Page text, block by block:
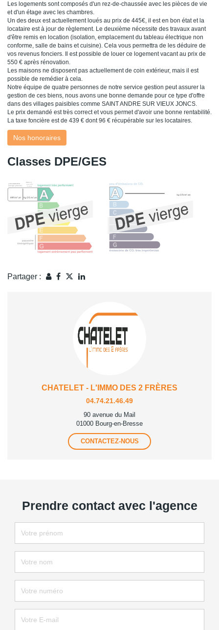
Les logements sont composés d'un rez-de-chaussée avec les pièces de vie
et d'un étage avec les chambres.
Un des deux est actuellement loués au prix de 445€, il est en bon état et la
locataire est à jour de règlement. Le deuxième nécessite des travaux avant
d'être remis en location (isolation, emplacement du tableau électrique non
conforme, salle de bains et cuisine). Cela vous permettra de les déduire de
vos revenus fonciers. Il est possible de louer ce logement vacant au prix de
550 € après rénovation.
Les maisons ne disposent pas actuellement de coin extérieur, mais il est
possible de remédier à cela.
Notre équipe de quatre personnes de notre service gestion peut assurer la
gestion de ces biens, nous avons une bonne demande pour ce type d'offre
dans des villages paisibles comme SAINT ANDRE SUR VIEUX JONCS.
Le prix demandé est très correct et vous permet d'avoir une bonne rentabilité.
La taxe foncière est de 439 € dont 96 € récupérable sur les locataires.
Nos honoraires
Classes DPE/GES
Partager :
CHATELET - L'IMMO DES 2 FRÈRES
04.74.21.46.49
90 avenue du Mail
01000 Bourg-en-Bresse
CONTACTEZ-NOUS
Prendre contact avec l'agence